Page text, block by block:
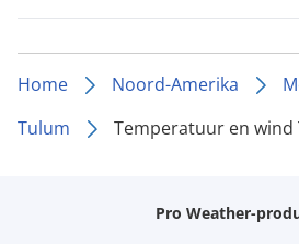
Home Noord-Amerika
Tulum
Temperatuur en wind
Pro Weather-